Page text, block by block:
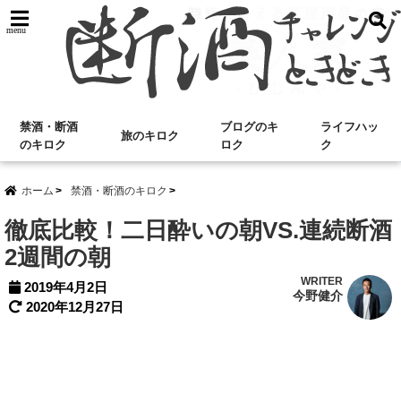
menu
禁酒・断酒
のキロク
旅のキロク
ブログのキ
ロク
ライフハッ
ク
ホーム 禁酒・断酒のキロク
徹底比較！二日酔いの朝VS.連続断酒
2週間の朝
2019年4月2日
2020年12月27日
WRITER
今野健介